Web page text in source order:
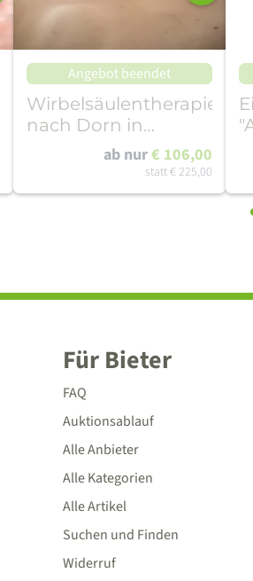
Angebot beendet
Wirbelsäulentherapie
nach Dorn in
Döbeln (3
Behandlungen)
ab nur€ 106,00
statt€ 225,00
Für Bieter
FAQ
Auktionsablauf
Alle Anbieter
Alle Kategorien
Alle Artikel
Suchen und Finden
Widerruf